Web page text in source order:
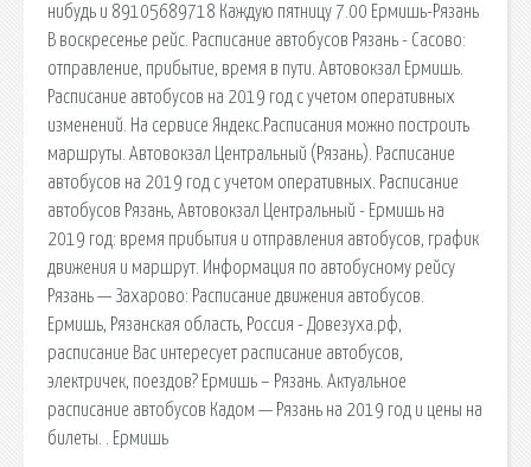
нибудь и 89105689718 Каждую пятницу 7.00 Ермишь-Рязань
В воскресенье рейс. Расписание автобусов Рязань - Сасово:
отправление, прибытие, время в пути. Автовокзал Ермишь.
Расписание автобусов на 2019 год с учетом оперативных
изменений. На сервисе Яндекс.Расписания можно построить
маршруты. Автовокзал Центральный (Рязань). Расписание
автобусов на 2019 год с учетом оперативных. Расписание
автобусов Рязань, Автовокзал Центральный - Ермишь на
2019 год: время прибытия и отправления автобусов, график
движения и маршрут. Информация по автобусному рейсу
Рязань — Захарово: Расписание движения автобусов.
Ермишь, Рязанская область, Россия - Довезуха.рф,
расписание Вас интересует расписание автобусов,
электричек, поездов? Ермишь – Рязань. Актуальное
расписание автобусов Кадом — Рязань на 2019 год и цены на
билеты. . Ермишь